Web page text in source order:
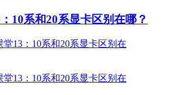
10系和20系显卡区别在哪？